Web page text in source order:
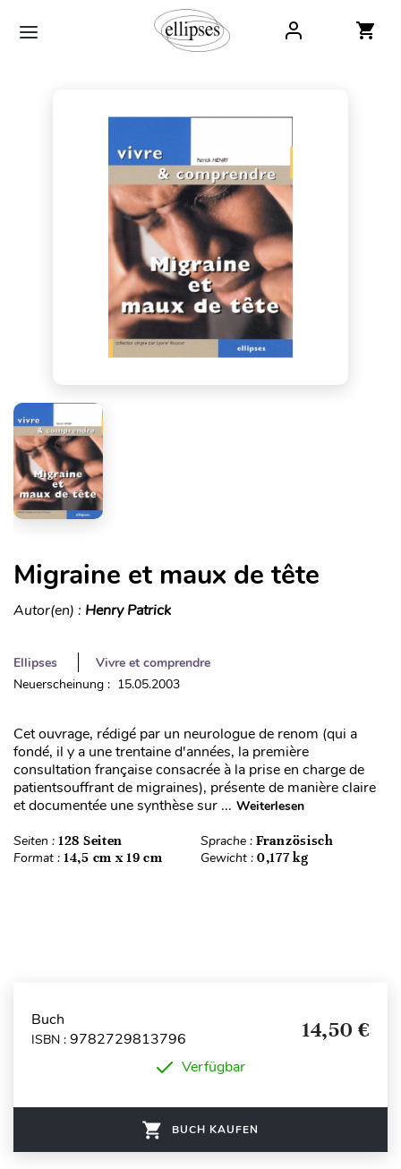
Migraine et maux de tête
Autor(en) : Henry Patrick
Ellipses
Vivre et comprendre
Neuerscheinung : 15.05.2003
Cet ouvrage, rédigé par un neurologue de renom (qui a
fondé, il y a une trentaine d'années, la première
consultation française consacrée à la prise en charge de
patientsouffrant de migraines), présente de manière claire
et documentée une synthèse sur ... Weiterlesen
Seiten : 128 Seiten Sprache : Französisch
Format : 14,5 cm x 19 cm Gewicht : 0,177 kg
Buch
ISBN : 9782729813796 14,50 €
Verfügbar
BUCH KAUFEN